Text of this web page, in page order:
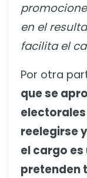
en el
facilita el
Por otra
que se
reelegirse
el cargo
pretenden